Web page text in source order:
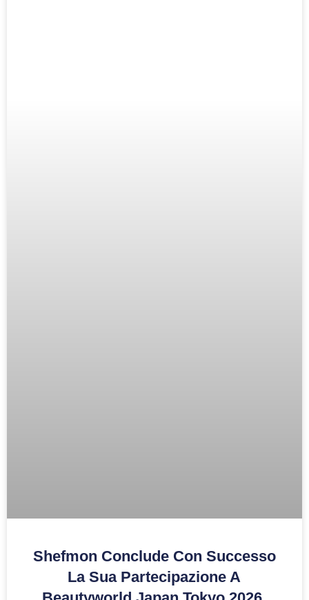
Shefmon Conclude Con Successo
La Sua Partecipazione A